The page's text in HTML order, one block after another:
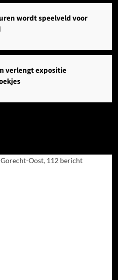
wordt speelveld voor
verlengt expositie